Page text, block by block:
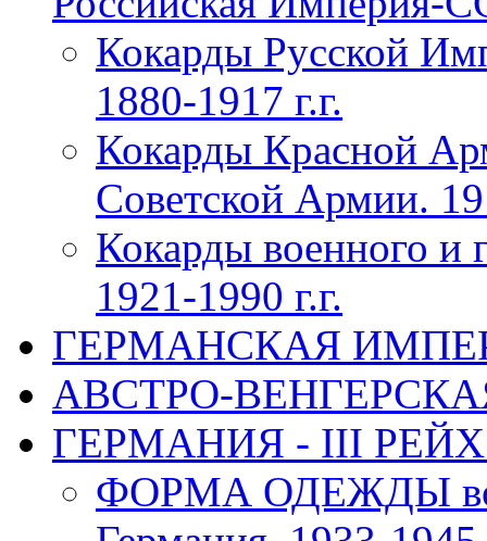
Кокарды Русской
1880-1917 г.г.
Кокарды Красной
Советской Армии.
Кокарды военного и
1921-1990 г.г.
ГЕРМАНСКАЯ
АВСТРО-
ГЕРМАНИЯ - III РЕЙХ
ФОРМА ОДЕЖДЫ